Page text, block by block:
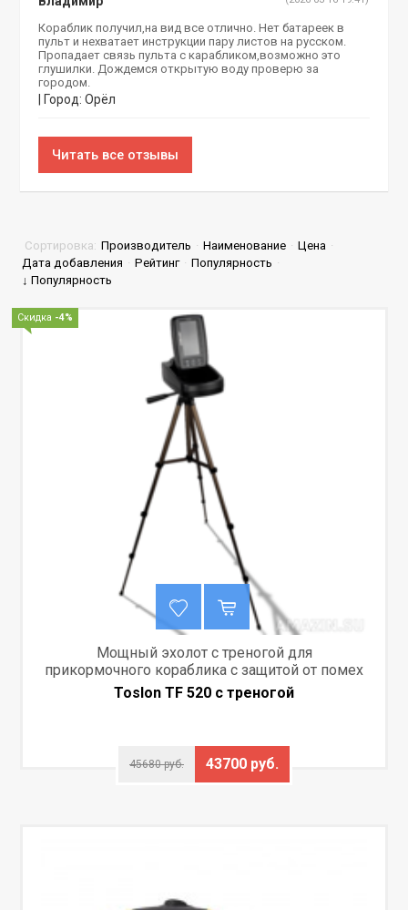
Кораблик получил,на вид все отлично. Нет батареек в
пульт и нехватает инструкции пару листов на русском.
Пропадает связь пульта с карабликом,возможно это
глушилки. Дождемся открытую воду проверю за
городом.
| Город: Орёл
Читать все отзывы
Сортировка: Производитель · Наименование · Цена ·
Дата добавления · Рейтинг · Популярность ·
↓ Популярность
Скидка -4%
Мощный эхолот с треногой для
прикормочного кораблика с защитой от помех
Toslon TF 520 c треногой
45680 руб. 43700 руб.